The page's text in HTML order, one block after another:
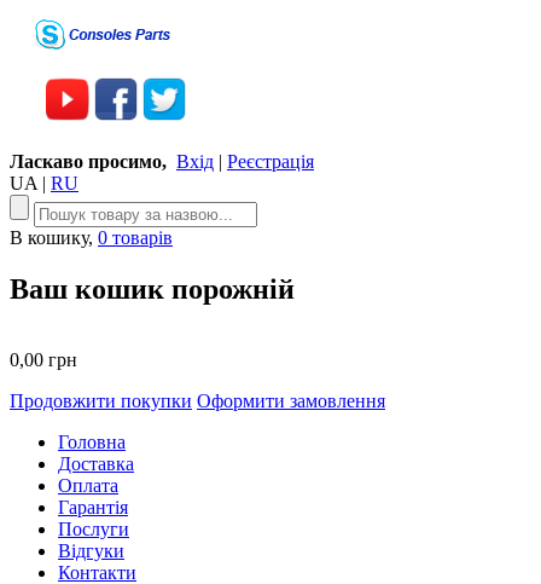
Ласкаво просимо, Вхід | Реєстрація
UA | RU
В кошику, 0 товарів
Ваш кошик порожній
0,00 грн
Продовжити покупки Оформити замовлення
Головна
Доставка
Оплата
Гарантія
Послуги
Відгуки
Контакти